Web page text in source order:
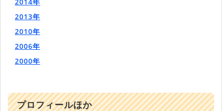
2013年
2010年
2006年
2000年
プロフィールほか